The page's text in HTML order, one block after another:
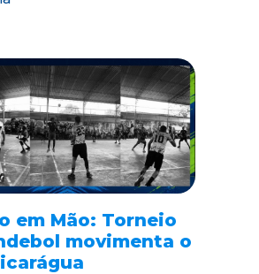
em Mão: Torneio
movimenta o